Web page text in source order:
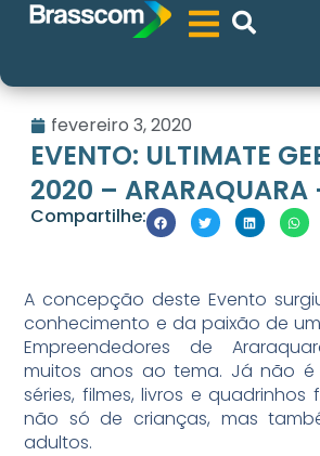
fevereiro 3, 2020
EVENTO: ULTIMATE
2020 – ARARAQUARA
Compartilhe:
A concepção deste Evento
conhecimento e da paixão de
Empreendedores de
muitos anos ao tema. Já não
séries, filmes, livros e
não só de crianças, mas
adultos.